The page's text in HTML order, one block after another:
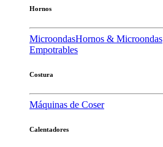
Hornos
MicroondasHornos & Microondas
Empotrables
Costura
Máquinas de Coser
Calentadores